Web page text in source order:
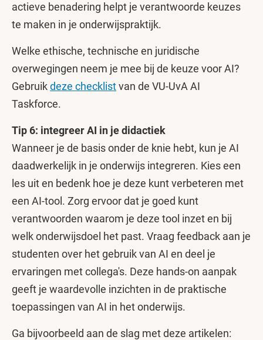
actieve benadering helpt je verantwoorde keuzes
te maken in je onderwijspraktijk.
Welke ethische, technische en juridische
overwegingen neem je mee bij de keuze voor AI?
Gebruikdeze checklistvan de VU-UvA AI
Taskforce.
Tip 6: integreer AI in je didactiek
Wanneer je de basis onder de knie hebt, kun je AI
daadwerkelijk in je onderwijs integreren. Kies een
les uit en bedenk hoe je deze kunt verbeteren met
een AI-tool. Zorg ervoor dat je goed kunt
verantwoorden waarom je deze tool inzet en bij
welk onderwijsdoel het past. Vraag feedback aan je
studenten over het gebruik van AI en deel je
ervaringen met collega's. Deze hands-on aanpak
geeft je waardevolle inzichten in de praktische
toepassingen van AI in het onderwijs.
Ga bijvoorbeeld aan de slag met deze artikelen: